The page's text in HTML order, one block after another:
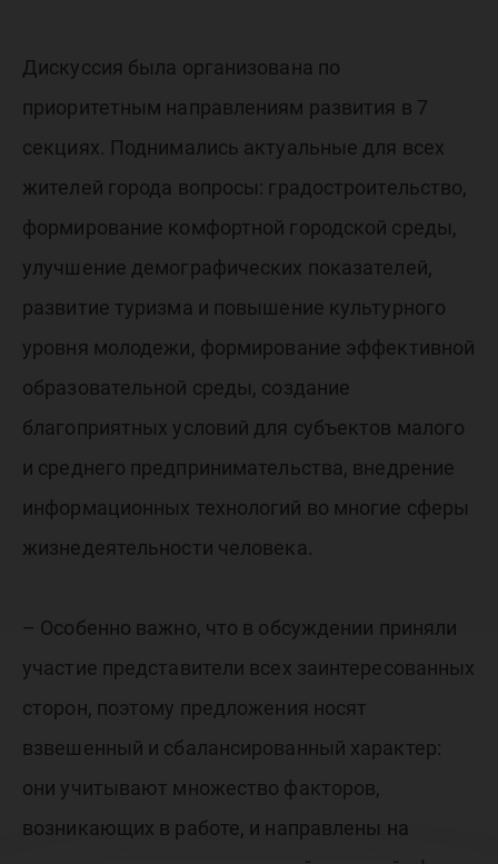
Дискуссия была организована по
приоритетным направлениям развития в 7
секциях. Поднимались актуальные для всех
жителей города вопросы: градостроительство,
формирование комфортной городской среды,
улучшение демографических показателей,
развитие туризма и повышение культурного
уровня молодежи, формирование эффективной
образовательной среды, создание
благоприятных условий для субъектов малого
и среднего предпринимательства, внедрение
информационных технологий во многие сферы
жизнедеятельности человека.
– Особенно важно, что в обсуждении приняли
участие представители всех заинтересованных
сторон, поэтому предложения носят
взвешенный и сбалансированный характер:
они учитывают множество факторов,
возникающих в работе, и направлены на